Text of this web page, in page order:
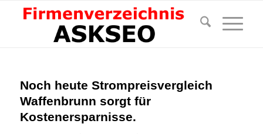
Noch heute Strompreisvergleich
Waffenbrunn sorgt für
Kostenersparnisse.